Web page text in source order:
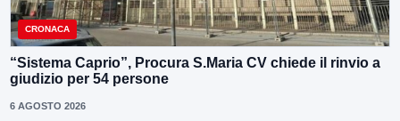
CRONACA
“Sistema Caprio”, Procura S.Maria CV chiede il rinvio a
giudizio per 54 persone
6 AGOSTO 2026